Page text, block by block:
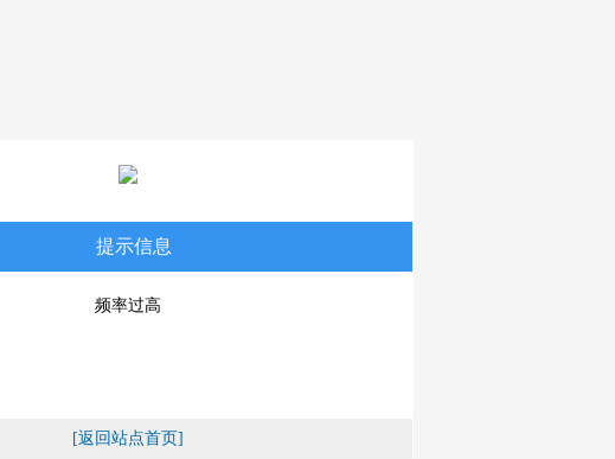
提示信息
频率过高
[返回站点首页]